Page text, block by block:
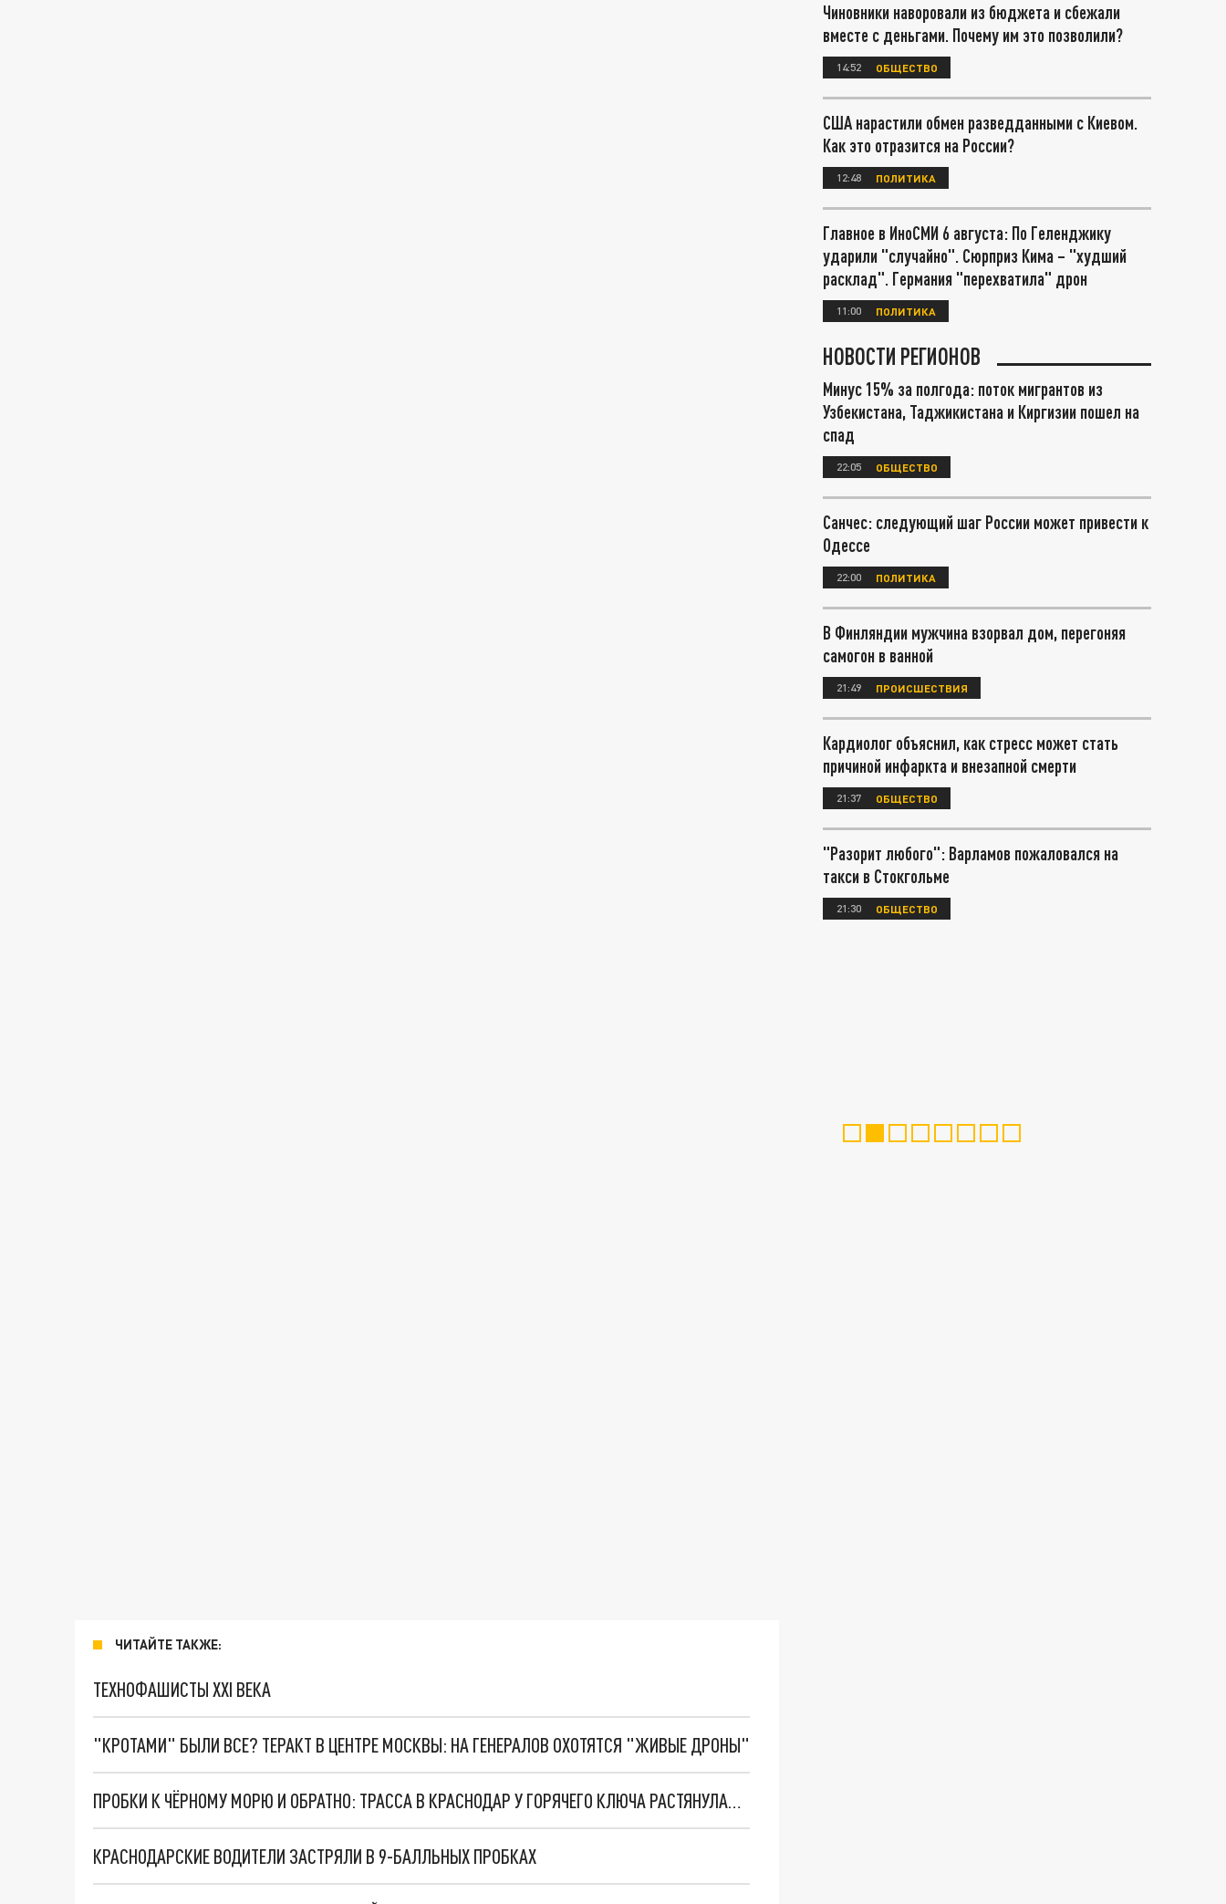
ЧИТАЙТЕ ТАКЖЕ:
ТЕХНОФАШИСТЫ XXI ВЕКА
"КРОТАМИ" БЫЛИ ВСЕ? ТЕРАКТ В ЦЕНТРЕ МОСКВЫ: НА ГЕНЕРАЛОВ ОХОТЯТСЯ "ЖИВЫЕ ДРОНЫ"
ПРОБКИ К ЧЁРНОМУ МОРЮ И ОБРАТНО: ТРАССА В КРАСНОДАР У ГОРЯЧЕГО КЛЮЧА РАСТЯНУЛАСЬ НА 14 КМ
КРАСНОДАРСКИЕ ВОДИТЕЛИ ЗАСТРЯЛИ В 9-БАЛЛЬНЫХ ПРОБКАХ
Чиновники наворовали из бюджета и сбежали
вместе с деньгами. Почему им это позволили?
14:52 ОБЩЕСТВО
США нарастили обмен разведданными с Киевом.
Как это отразится на России?
12:48 ПОЛИТИКА
Главное в ИноСМИ 6 августа: По Геленджику
ударили "случайно". Сюрприз Кима – "худший
расклад". Германия "перехватила" дрон
11:00 ПОЛИТИКА
НОВОСТИ РЕГИОНОВ
Минус 15% за полгода: поток мигрантов из
Узбекистана, Таджикистана и Киргизии пошел на
спад
22:05 ОБЩЕСТВО
Санчес: следующий шаг России может привести к
Одессе
22:00 ПОЛИТИКА
В Финляндии мужчина взорвал дом, перегоняя
самогон в ванной
21:49 ПРОИСШЕСТВИЯ
Кардиолог объяснил, как стресс может стать
причиной инфаркта и внезапной смерти
21:37 ОБЩЕСТВО
"Разорит любого": Варламов пожаловался на
такси в Стокгольме
21:30 ОБЩЕСТВО